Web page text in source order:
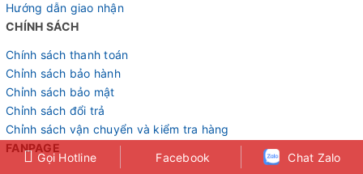
Hướng dẫn giao nhận
CHÍNH SÁCH
Chính sách thanh toán
Chỉnh sách bảo hành
Chỉnh sách bảo mật
Chỉnh sách đổi trả
Chỉnh sách vận chuyển và kiểm tra hàng
FANPAGE
Gọi Hotline Facebook Chat Zalo